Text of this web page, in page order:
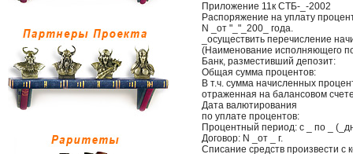
Приложение 11к СТБ-_-2002
Распоряжение на уплату
N _от "_"_200_ года.
_осуществить перечисление
(Наименование исполняющего
Банк, разместивший депозит:
Общая сумма процентов:
В т.ч. сумма начисленных
отраженная на балансовом
Дата валютирования
по уплате процентов:
Процентный период: с _ по _
Договор: N _от _ г.
Списание средств произвести с